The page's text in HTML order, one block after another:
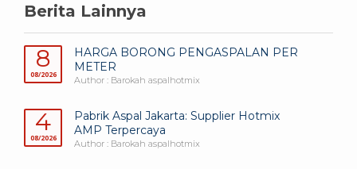
Berita Lainnya
8
08/2026
HARGA BORONG PENGASPALAN PER
METER
Author : Barokah aspalhotmix
4
08/2026
Pabrik Aspal Jakarta: Supplier Hotmix
AMP Terpercaya
Author : Barokah aspalhotmix